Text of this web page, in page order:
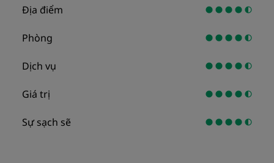
Địa điểm
Phòng
Dịch vụ
Giá trị
Sự sạch sẽ